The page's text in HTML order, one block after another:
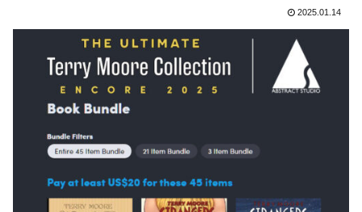
2025.01.14